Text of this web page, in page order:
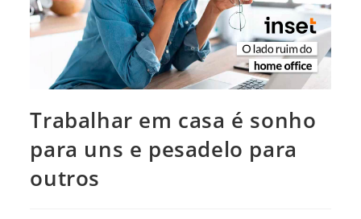
Trabalhar em casa é sonho
para uns e pesadelo para
outros